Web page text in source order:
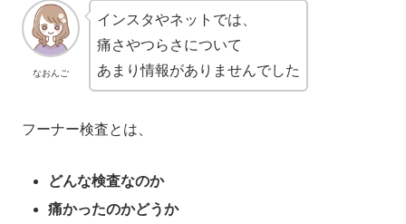
なおんご
インスタやネットでは、
痛さやつらさについて
あまり情報がありませんでした
フーナー検査とは、
どんな検査なのか
痛かったのかどうか